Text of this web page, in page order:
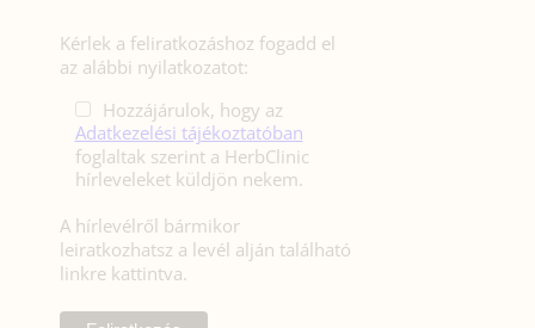
Kérlek a feliratkozáshoz fogadd el
az alábbi nyilatkozatot:
Hozzájárulok, hogy az
Adatkezelési tájékoztatóban
foglaltak szerint a HerbClinic
hírleveleket küldjön nekem.
A hírlevélről bármikor
leiratkozhatsz a levél alján található
linkre kattintva.